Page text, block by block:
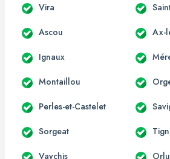
Vira
Ascou Ax-
Ignaux
Montaillou
Perles-et-Castelet
Sorgeat
Vaychis Orlu